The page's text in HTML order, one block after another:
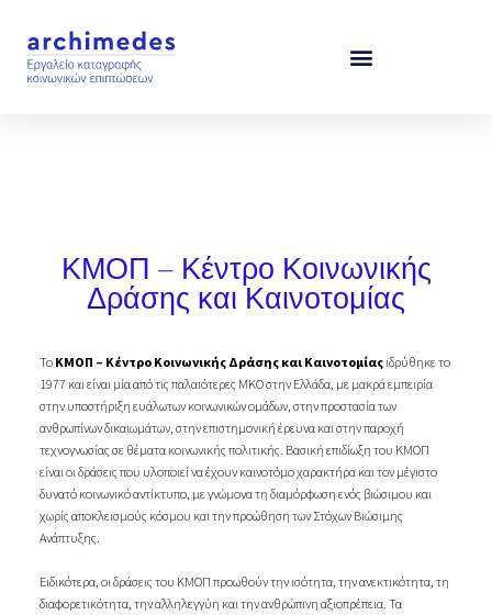
περιεχόμενο
ΚΜΟΠ – Κέντρο Κοινωνικής
Δράσης και Καινοτομίας
Το ΚΜΟΠ – Κέντρο Κοινωνικής Δράσης και Καινοτομίαςιδρύθηκε το
1977 και είναι μία από τις παλαιότερες ΜΚΟ στην Ελλάδα, με μακρά εμπειρία
στην υποστήριξη ευάλωτων κοινωνικών ομάδων, στην προστασία των
ανθρωπίνων δικαιωμάτων, στην επιστημονική έρευνα και στην παροχή
τεχνογνωσίας σε θέματα κοινωνικής πολιτικής. Βασική επιδίωξη του ΚΜΟΠ
είναι οι δράσεις που υλοποιεί να έχουν καινοτόμο χαρακτήρα και τον μέγιστο
δυνατό κοινωνικό αντίκτυπο, με γνώμονα τη διαμόρφωση ενός βιώσιμου και
χωρίς αποκλεισμούς κόσμου και την προώθηση των Στόχων Βιώσιμης
Ανάπτυξης.
Ειδικότερα, οι δράσεις του ΚΜΟΠ προωθούν την ισότητα, την ανεκτικότητα, τη
διαφορετικότητα, την αλληλεγγύη και την ανθρώπινη αξιοπρέπεια. Τα